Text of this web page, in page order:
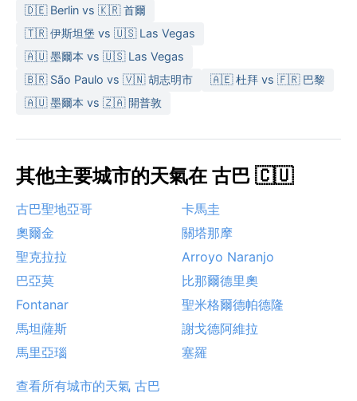
🇩🇪 Berlin vs 🇰🇷 首爾
🇹🇷 伊斯坦堡 vs 🇺🇸 Las Vegas
🇦🇺 墨爾本 vs 🇺🇸 Las Vegas
🇧🇷 São Paulo vs 🇻🇳 胡志明市
🇦🇪 杜拜 vs 🇫🇷 巴黎
🇦🇺 墨爾本 vs 🇿🇦 開普敦
其他主要城市的天氣在 古巴 🇨🇺
古巴聖地亞哥
卡馬圭
奧爾金
關塔那摩
聖克拉拉
Arroyo Naranjo
巴亞莫
比那爾德里奧
Fontanar
聖米格爾德帕德隆
馬坦薩斯
謝戈德阿維拉
馬里亞瑙
塞羅
查看所有城市的天氣 古巴